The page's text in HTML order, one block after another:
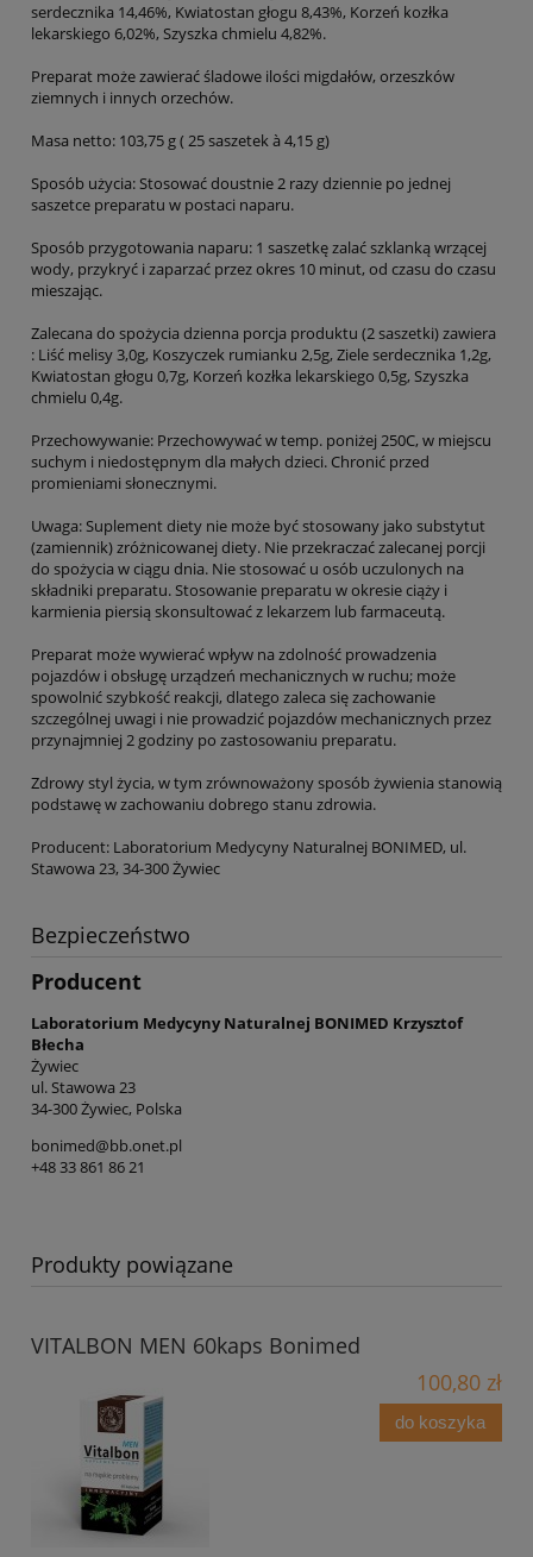
serdecznika 14,46%, Kwiatostan głogu 8,43%, Korzeń kozłka
lekarskiego 6,02%, Szyszka chmielu 4,82%.
Preparat może zawierać śladowe ilości migdałów, orzeszków
ziemnych i innych orzechów.
Masa netto: 103,75 g ( 25 saszetek à 4,15 g)
Sposób użycia: Stosować doustnie 2 razy dziennie po jednej
saszetce preparatu w postaci naparu.
Sposób przygotowania naparu: 1 saszetkę zalać szklanką wrzącej
wody, przykryć i zaparzać przez okres 10 minut, od czasu do czasu
mieszając.
Zalecana do spożycia dzienna porcja produktu (2 saszetki) zawiera
: Liść melisy 3,0g, Koszyczek rumianku 2,5g, Ziele serdecznika 1,2g,
Kwiatostan głogu 0,7g, Korzeń kozłka lekarskiego 0,5g, Szyszka
chmielu 0,4g.
Przechowywanie: Przechowywać w temp. poniżej 250C, w miejscu
suchym i niedostępnym dla małych dzieci. Chronić przed
promieniami słonecznymi.
Uwaga: Suplement diety nie może być stosowany jako substytut
(zamiennik) zróżnicowanej diety. Nie przekraczać zalecanej porcji
do spożycia w ciągu dnia. Nie stosować u osób uczulonych na
składniki preparatu. Stosowanie preparatu w okresie ciąży i
karmienia piersią skonsultować z lekarzem lub farmaceutą.
Preparat może wywierać wpływ na zdolność prowadzenia
pojazdów i obsługę urządzeń mechanicznych w ruchu; może
spowolnić szybkość reakcji, dlatego zaleca się zachowanie
szczególnej uwagi i nie prowadzić pojazdów mechanicznych przez
przynajmniej 2 godziny po zastosowaniu preparatu.
Zdrowy styl życia, w tym zrównoważony sposób żywienia stanowią
podstawę w zachowaniu dobrego stanu zdrowia.
Producent: Laboratorium Medycyny Naturalnej BONIMED, ul.
Stawowa 23, 34-300 Żywiec
Bezpieczeństwo
Producent
Laboratorium Medycyny Naturalnej BONIMED Krzysztof
Błecha
Żywiec
ul. Stawowa 23
34-300 Żywiec, Polska
bonimed@bb.onet.pl
+48 33 861 86 21
Produkty powiązane
VITALBON MEN 60kaps Bonimed
100,80 zł
do koszyka